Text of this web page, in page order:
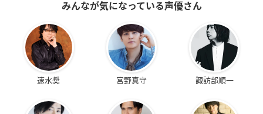
みんなが気になっている声優さん
速水奨 宮野真守 諏訪部順一